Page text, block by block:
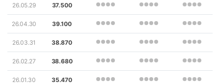
26.05.29 37.500
26.04.30 39.100
26.03.31 38.870
26.02.27 38.680
26.01.30 35.470